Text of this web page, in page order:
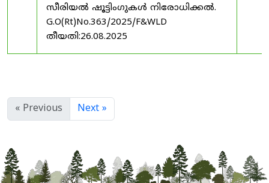
സീരിയൽ ഷൂട്ടിംഗുകൾ നിരോധിക്കൽ.
G.O(Rt)No.363/2025/F&WLD
തീയതി:26.08.2025
« Previous Next »